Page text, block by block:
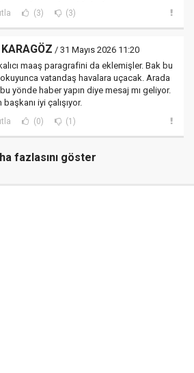
(3) (3)
/ 31 Mayıs 2026 11:20
maaş paragrafini da eklemişler. Bak bu
vatandaş havalara uçacak. Arada
yönde haber yapın diye mesaj mı geliyor.
iyi çalışıyor.
(0) (1)
fazlasını göster